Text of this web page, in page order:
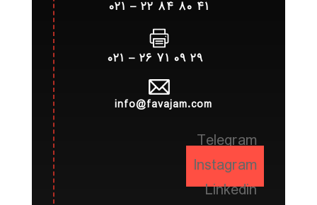
۴۱ ۸۰ ۸۴ ۲۲ – ۰۲۱
۲۹ ۰۹ ۷۱ ۲۶ – ۰۲۱
info@favajam.com
Telegram
Instagram
Linkedin